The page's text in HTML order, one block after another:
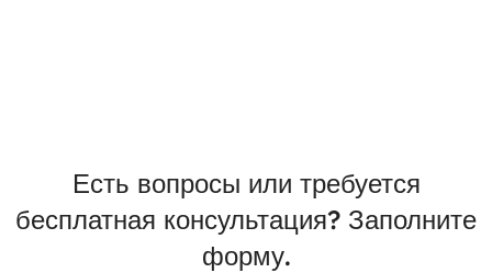
Есть вопросы или требуется
бесплатная консультация? Заполните
форму.